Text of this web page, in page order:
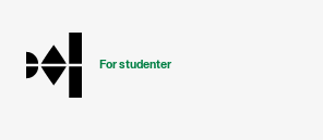
hjem
For studenter